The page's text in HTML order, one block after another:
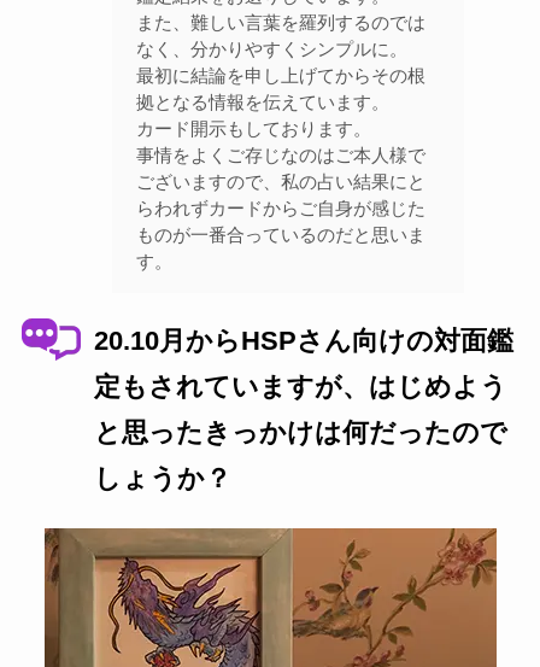
また、難しい言葉を羅列するのでは
なく、分かりやすくシンプルに。
最初に結論を申し上げてからその根
拠となる情報を伝えています。
カード開示もしております。
事情をよくご存じなのはご本人様で
ございますので、私の占い結果にと
らわれずカードからご自身が感じた
ものが一番合っているのだと思いま
す。
20.10月からHSPさん向けの対面鑑
定もされていますが、はじめよう
と思ったきっかけは何だったので
しょうか？